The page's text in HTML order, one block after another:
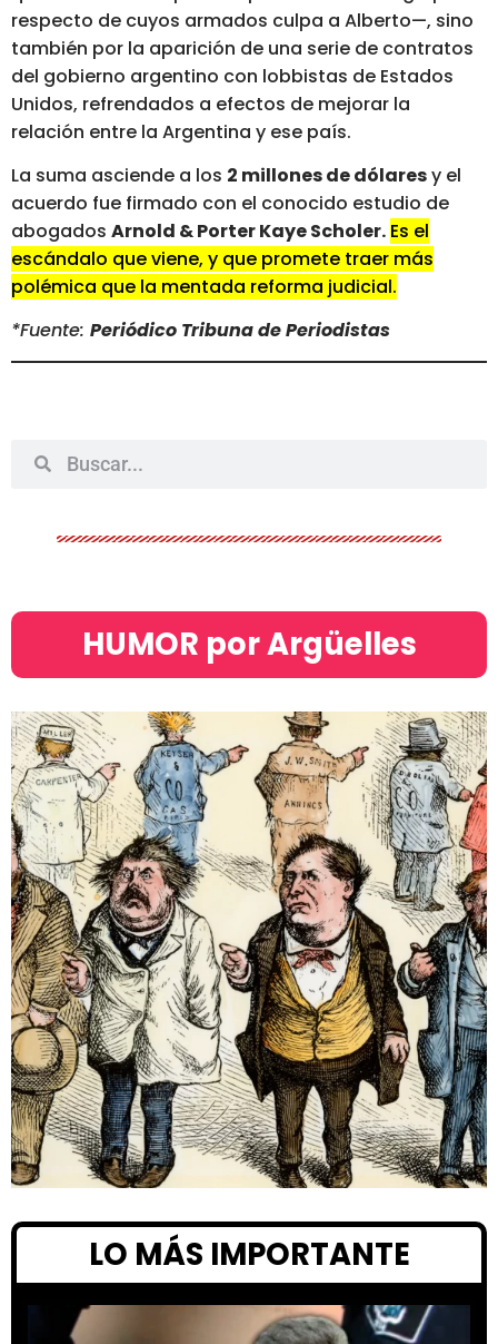
respecto de cuyos armados culpa a Alberto—, sino
también por la aparición de una serie de contratos
del gobierno argentino con lobbistas de Estados
Unidos, refrendados a efectos de mejorar la
relación entre la Argentina y ese país.
La suma asciende a los 2 millones de dólaresy el
acuerdo fue firmado con el conocido estudio de
abogados Arnold & Porter Kaye Scholer. Es el
escándalo que viene, y que promete traer más
polémica que la mentada reforma judicial.
*Fuente: Periódico Tribuna de Periodistas
HUMOR por Argüelles​
LO MÁS IMPORTANTE